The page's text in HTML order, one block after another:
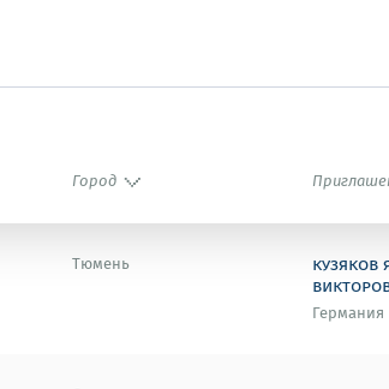
Город
Тюмень
кузяков
Германия